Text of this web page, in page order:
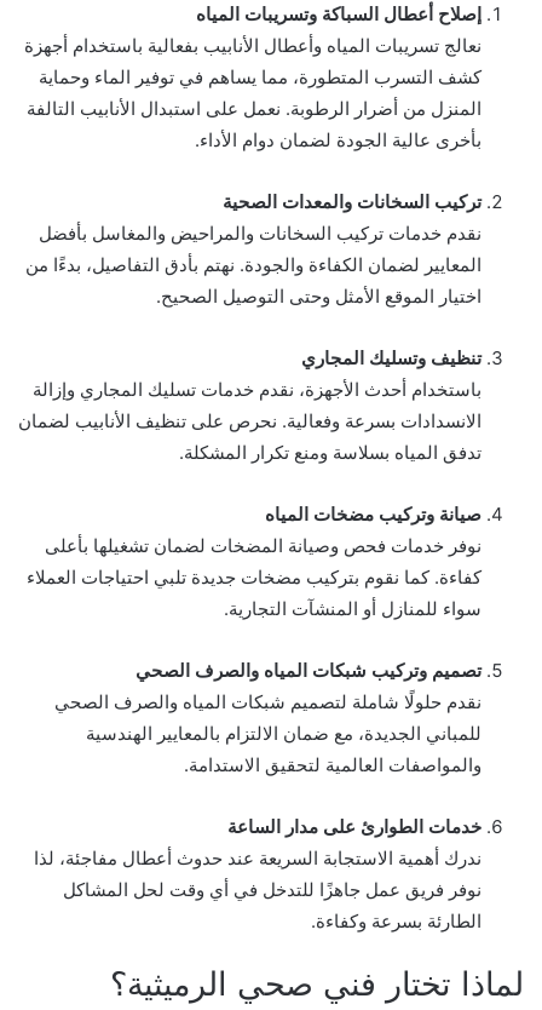
إصلاح أعطال السباكة وتسريبات المياه
نعالج تسريبات المياه وأعطال الأنابيب بفعالية باستخدام أجهزة
كشف التسرب المتطورة، مما يساهم في توفير الماء وحماية
المنزل من أضرار الرطوبة. نعمل على استبدال الأنابيب التالفة
بأخرى عالية الجودة لضمان دوام الأداء.
تركيب السخانات والمعدات الصحية
نقدم خدمات تركيب السخانات والمراحيض والمغاسل بأفضل
المعايير لضمان الكفاءة والجودة. نهتم بأدق التفاصيل، بدءًا من
اختيار الموقع الأمثل وحتى التوصيل الصحيح.
تنظيف وتسليك المجاري
باستخدام أحدث الأجهزة، نقدم خدمات تسليك المجاري وإزالة
الانسدادات بسرعة وفعالية. نحرص على تنظيف الأنابيب لضمان
تدفق المياه بسلاسة ومنع تكرار المشكلة.
صيانة وتركيب مضخات المياه
نوفر خدمات فحص وصيانة المضخات لضمان تشغيلها بأعلى
كفاءة. كما نقوم بتركيب مضخات جديدة تلبي احتياجات العملاء
سواء للمنازل أو المنشآت التجارية.
تصميم وتركيب شبكات المياه والصرف الصحي
نقدم حلولًا شاملة لتصميم شبكات المياه والصرف الصحي
للمباني الجديدة، مع ضمان الالتزام بالمعايير الهندسية
والمواصفات العالمية لتحقيق الاستدامة.
خدمات الطوارئ على مدار الساعة
ندرك أهمية الاستجابة السريعة عند حدوث أعطال مفاجئة، لذا
نوفر فريق عمل جاهزًا للتدخل في أي وقت لحل المشاكل
الطارئة بسرعة وكفاءة.
لماذا تختار فني صحي الرميثية؟